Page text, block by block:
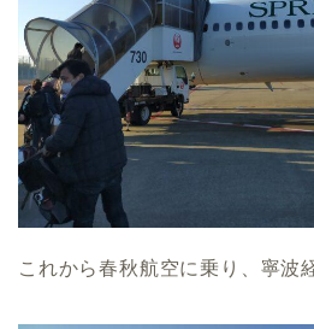
これから春秋航空に乗り、寧波